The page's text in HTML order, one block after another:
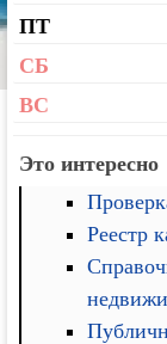
ПТ
СБ
ВС
Это интересно
Реестр